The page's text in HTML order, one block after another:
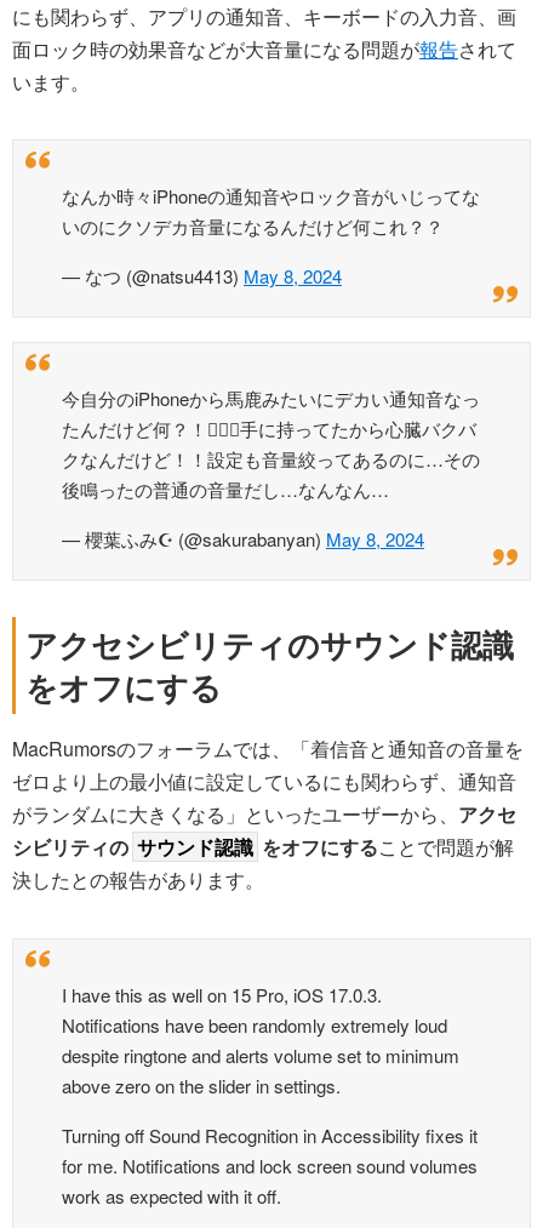
にも関わらず、アプリの通知音、キーボードの入力音、画
面ロック時の効果音などが大音量になる問題が報告されて
います。
なんか時々iPhoneの通知音やロック音がいじってな
いのにクソデカ音量になるんだけど何これ？？
— なつ (@natsu4413) May 8, 2024
今自分のiPhoneから馬鹿みたいにデカい通知音なっ
たんだけど何？！😵‍💫💦手に持ってたから心臓バクバ
クなんだけど！！設定も音量絞ってあるのに…その
後鳴ったの普通の音量だし…なんなん…
— 櫻葉ふみ☪︎ (@sakurabanyan) May 8, 2024
アクセシビリティのサウンド認識
をオフにする
MacRumorsのフォーラムでは、「着信音と通知音の音量を
ゼロより上の最小値に設定しているにも関わらず、通知音
がランダムに大きくなる」といったユーザーから、 アクセ
シビリティの サウンド認識 をオフにすることで問題が解
決したとの報告があります。
I have this as well on 15 Pro, iOS 17.0.3.
Notifications have been randomly extremely loud
despite ringtone and alerts volume set to minimum
above zero on the slider in settings.
Turning off Sound Recognition in Accessibility fixes it
for me. Notifications and lock screen sound volumes
work as expected with it off.